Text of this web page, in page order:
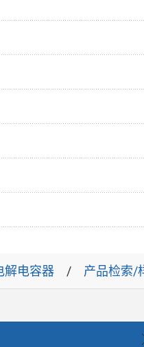
解电容器 产品检索/